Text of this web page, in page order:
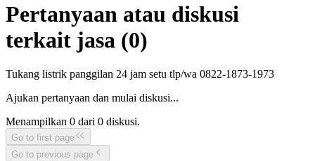
Pertanyaan atau diskusi
terkait jasa (0)
Tukang listrik panggilan 24 jam setu tlp/wa 0822-1873-1973
Ajukan pertanyaan dan mulai diskusi...
Menampilkan 0 dari 0 diskusi.
Go to first page
Go to previous page